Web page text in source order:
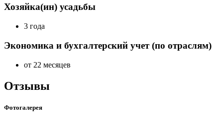
Хозяйка(ин) усадьбы
3 года
Экономика и бухгалтерский учет (по отраслям)
от 22 месяцев
Отзывы
Фотогалерея